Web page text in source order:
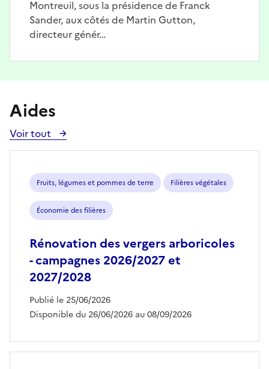
Montreuil, sous la présidence de Franck
Sander, aux côtés de Martin Gutton,
directeur génér…
Aides
Voir tout
Voir
toutes
aides
Fruits, légumes et pommes de terre Filières végétales
Économie des filières
Rénovation des vergers arboricoles
- campagnes 2026/2027 et
2027/2028
Publié le 25/06/2026
Disponible du 26/06/2026 au 08/09/2026